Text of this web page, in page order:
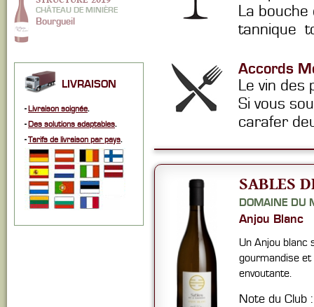
CHÂTEAU DE MINIÈRE
Bourgueil
LIVRAISON
-Livraison soignée.
-Des solutions adaptables.
-Tarifs de livraison par pays.
La
tannique
Accords
Le vin des
Si vous
carafer
SABLES
DOMAINE DU
Anjou Blanc
Un Anjou blanc
gourmandise et
envoutante.
Note du Club